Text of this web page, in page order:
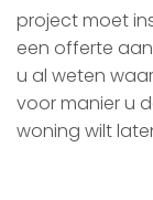
project moet
een offerte
u al weten
voor manier u
woning wilt